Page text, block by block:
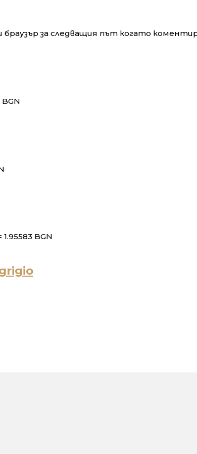
браузър за следващия път когато
BGN
1.95583 BGN